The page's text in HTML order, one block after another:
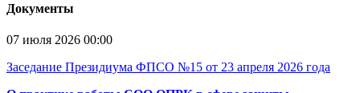
Документы
07 июля 2026 00:00
Заседание Президиума ФПСО №15 от 23 апреля 2026 года